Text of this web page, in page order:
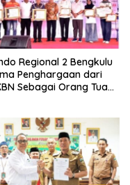
Regional 2 Bengkulu
Penghargaan dari
Sebagai Orang Tua